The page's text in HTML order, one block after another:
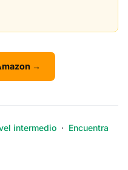
→
intermedio · Encuentra